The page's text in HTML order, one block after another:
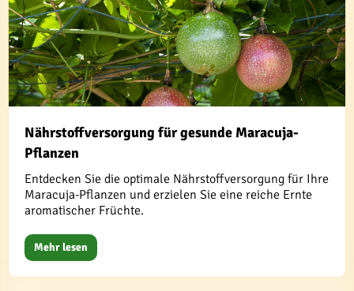
Nährstoffversorgung für gesunde Maracuja-
Pflanzen
Entdecken Sie die optimale Nährstoffversorgung für Ihre
Maracuja-Pflanzen und erzielen Sie eine reiche Ernte
aromatischer Früchte.
Mehr lesen